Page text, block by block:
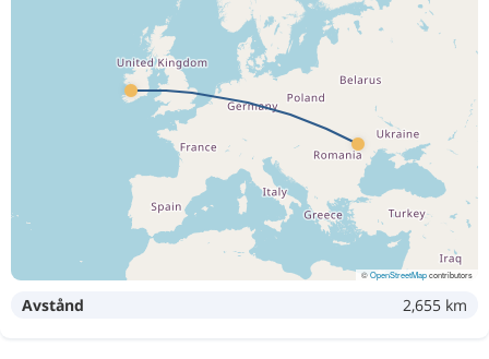
©OpenStreetMapcontributors
Avstånd 2,655 km